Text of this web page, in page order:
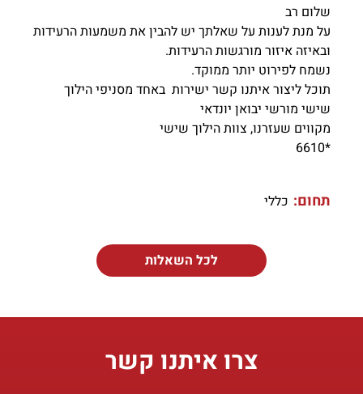
שלום רב
על מנת לענות על שאלתך יש להבין את משמעות הרעידות
ובאיזה איזור מורגשות הרעידות.
נשמח לפירוט יותר ממוקד.
תוכל ליצור איתנו קשר ישירות באחד מסניפי הילוך
שישי מורשי יבואן יונדאי
מקווים שעזרנו, צוות הילוך שישי
*6610
תחום: כללי
לכל השאלות
צרו איתנו קשר